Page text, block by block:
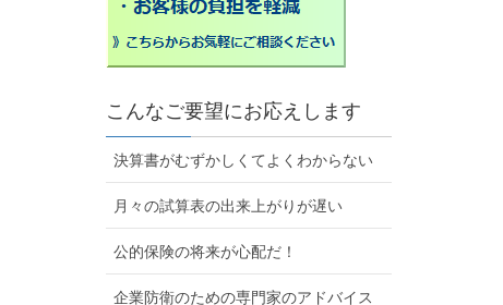
こんなご要望にお応えします
決算書がむずかしくてよくわからない
月々の試算表の出来上がりが遅い
公的保険の将来が心配だ！
企業防衛のための専門家のアドバイス